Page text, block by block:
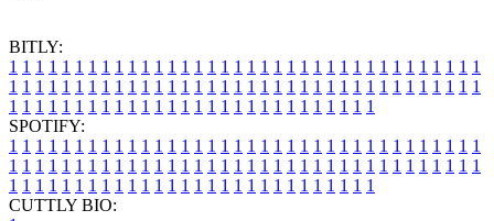
BITLY:
1 1 1 1 1 1 1 1 1 1 1 1 1 1 1 1 1 1 1 1 1 1 1 1 1 1 1 1 1 1 1 1 1 1 1 1
1 1 1 1 1 1 1 1 1 1 1 1 1 1 1 1 1 1 1 1 1 1 1 1 1 1 1 1 1 1 1 1 1 1 1 1
1 1 1 1 1 1 1 1 1 1 1 1 1 1 1 1 1 1 1 1 1 1 1 1 1 1 1 1
SPOTIFY:
1 1 1 1 1 1 1 1 1 1 1 1 1 1 1 1 1 1 1 1 1 1 1 1 1 1 1 1 1 1 1 1 1 1 1 1
1 1 1 1 1 1 1 1 1 1 1 1 1 1 1 1 1 1 1 1 1 1 1 1 1 1 1 1 1 1 1 1 1 1 1 1
1 1 1 1 1 1 1 1 1 1 1 1 1 1 1 1 1 1 1 1 1 1 1 1 1 1 1 1
CUTTLY BIO: